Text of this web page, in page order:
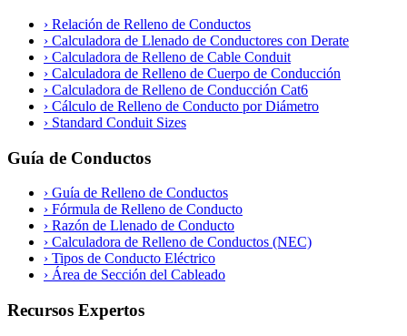
› Relación de Relleno de Conductos
› Calculadora de Llenado de Conductores con Derate
› Calculadora de Relleno de Cable Conduit
› Calculadora de Relleno de Cuerpo de Conducción
› Calculadora de Relleno de Conducción Cat6
› Cálculo de Relleno de Conducto por Diámetro
› Standard Conduit Sizes
Guía de Conductos
› Guía de Relleno de Conductos
› Fórmula de Relleno de Conducto
› Razón de Llenado de Conducto
› Calculadora de Relleno de Conductos (NEC)
› Tipos de Conducto Eléctrico
› Área de Sección del Cableado
Recursos Expertos